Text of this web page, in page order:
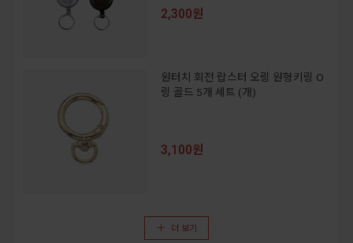
2,300원
원터치 회전 랍스터 오링 원형키링 O
링 골드 5개 세트 (개)
3,100원
더 보기